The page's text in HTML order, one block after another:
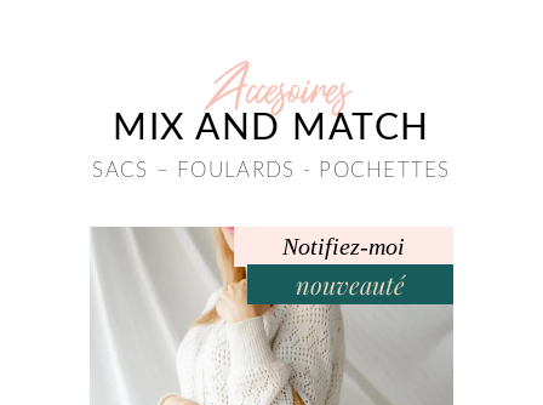
Accesoires
MIX AND MATCH
SACS – FOULARDS - POCHETTES
Notifiez-moi
nouveauté